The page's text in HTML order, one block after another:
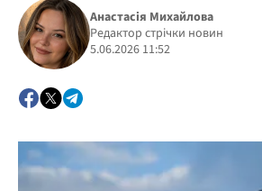
Політика
Анастасія Михайлова
Редактор стрічки новин
5.06.2026 11:52